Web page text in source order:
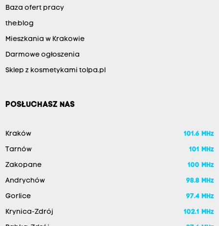
Baza ofert pracy
the:blog
Mieszkania w Krakowie
Darmowe ogłoszenia
Sklep z kosmetykami tolpa.pl
POSŁUCHASZ NAS
Kraków 101.6 MHz
Tarnów 101 MHz
Zakopane 100 MHz
Andrychów 98.8 MHz
Gorlice 97.4 MHz
Krynica-Zdrój 102.1 MHz